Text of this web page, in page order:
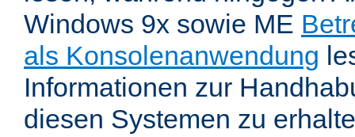
Windows 9x sowie ME
als Konsolenanwendung
Informationen zur
diesen Systemen zu